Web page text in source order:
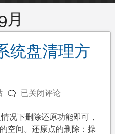
月
统盘清理方
Windows
系
统
已关闭评论
况下删除还原功能即可，
空间。还原点的删除：操